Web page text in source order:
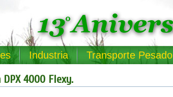
Industria Transporte Pesado
4000 Flexy.